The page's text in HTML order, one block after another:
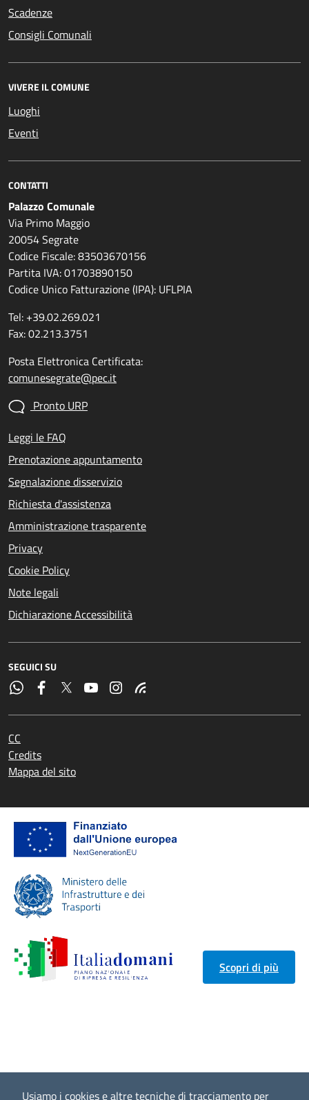
Usiamo i cookies e altre tecniche di tracciamento per
Scadenze
Consigli Comunali
VIVERE IL COMUNE
Luoghi
Eventi
CONTATTI
Palazzo Comunale
Via Primo Maggio
20054 Segrate
Codice Fiscale: 83503670156
Partita IVA: 01703890150
Codice Unico Fatturazione (IPA): UFLPIA
Tel: +39.02.269.021
Fax: 02.213.3751
Posta Elettronica Certificata:
comunesegrate@pec.it
Pronto URP
Leggi le FAQ
Prenotazione appuntamento
Segnalazione disservizio
Richiesta d'assistenza
Amministrazione trasparente
Privacy
Cookie Policy
Note legali
Dichiarazione Accessibilità
SEGUICI SU
CC
Credits
Mappa del sito
Scopri di più